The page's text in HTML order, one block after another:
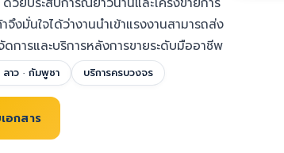
จึงมั่นใจได้ว่างานนำเข้าแรงงานสามารถส่ง
การและบริการหลังการขายระดับมืออาชีพ
ลาว · กัมพูชา บริการครบวงจร
อกสาร